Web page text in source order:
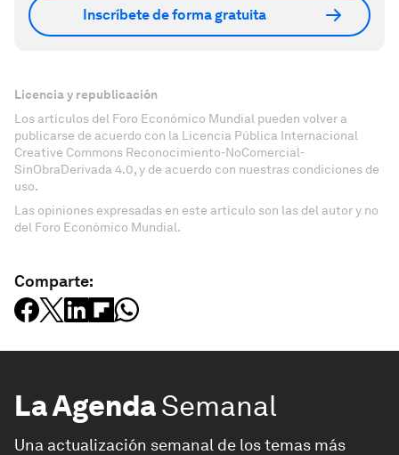
Inscríbete de forma gratuita
Licencia y republicación
Los artículos del Foro Económico Mundial pueden volver a
publicarse de acuerdo con la Licencia Pública Internacional
Creative Commons Reconocimiento-NoComercial-
SinObraDerivada 4.0, y de acuerdo con nuestras condiciones de
uso.
Las opiniones expresadas en este artículo son las del autor y no
del Foro Económico Mundial.
Comparte:
La AgendaSemanal
Una actualización semanal de los temas más